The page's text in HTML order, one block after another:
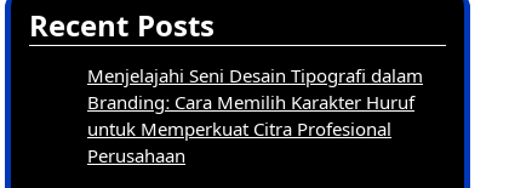
Recent Posts
Menjelajahi Seni Desain Tipografi dalam
Branding: Cara Memilih Karakter Huruf
untuk Memperkuat Citra Profesional
Perusahaan